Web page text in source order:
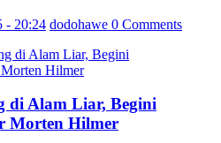
- 20:24 dodohawe 0 Comments
di Alam Liar, Begini
Morten Hilmer